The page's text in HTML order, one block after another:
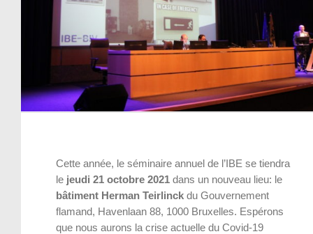
Cette année, le séminaire annuel de l’IBE se tiendra
le jeudi 21 octobre 2021 dans un nouveau lieu: le
bâtiment Herman Teirlinck du Gouvernement
flamand, Havenlaan 88, 1000 Bruxelles. Espérons
que nous aurons la crise actuelle du Covid-19